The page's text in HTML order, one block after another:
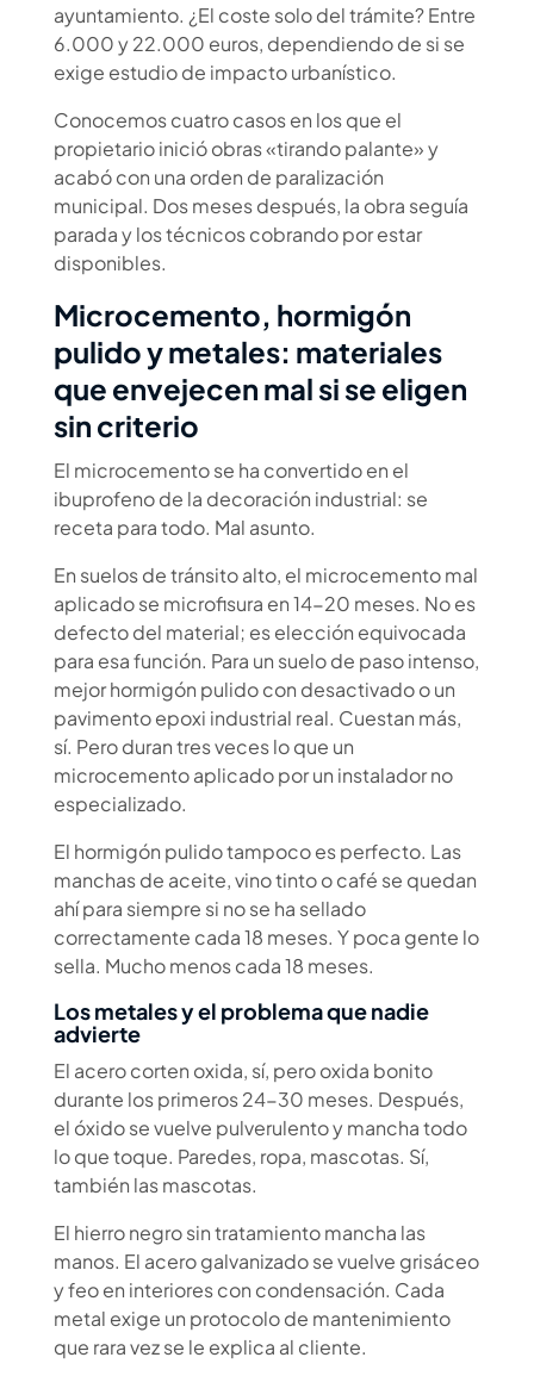
ayuntamiento. ¿El coste solo del trámite? Entre
6.000 y 22.000 euros, dependiendo de si se
exige estudio de impacto urbanístico.
Conocemos cuatro casos en los que el
propietario inició obras «tirando palante» y
acabó con una orden de paralización
municipal. Dos meses después, la obra seguía
parada y los técnicos cobrando por estar
disponibles.
Microcemento, hormigón
pulido y metales: materiales
que envejecen mal si se eligen
sin criterio
El microcemento se ha convertido en el
ibuprofeno de la decoración industrial: se
receta para todo. Mal asunto.
En suelos de tránsito alto, el microcemento mal
aplicado se microfisura en 14-20 meses. No es
defecto del material; es elección equivocada
para esa función. Para un suelo de paso intenso,
mejor hormigón pulido con desactivado o un
pavimento epoxi industrial real. Cuestan más,
sí. Pero duran tres veces lo que un
microcemento aplicado por un instalador no
especializado.
El hormigón pulido tampoco es perfecto. Las
manchas de aceite, vino tinto o café se quedan
ahí para siempre si no se ha sellado
correctamente cada 18 meses. Y poca gente lo
sella. Mucho menos cada 18 meses.
Los metales y el problema que nadie
advierte
El acero corten oxida, sí, pero oxida bonito
durante los primeros 24-30 meses. Después,
el óxido se vuelve pulverulento y mancha todo
lo que toque. Paredes, ropa, mascotas. Sí,
también las mascotas.
El hierro negro sin tratamiento mancha las
manos. El acero galvanizado se vuelve grisáceo
y feo en interiores con condensación. Cada
metal exige un protocolo de mantenimiento
que rara vez se le explica al cliente.